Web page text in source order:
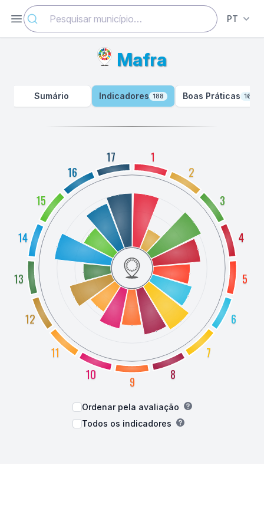
Abrir menu PT
Mafra
Sumário Indicadores 188 Boas Práticas 163
1
2
3
4
5
6
7
8
9
10
11
12
13
14
15
16
17
Ordenar pela avaliação
Todos os indicadores
Mafra - Indicadores - ODSlocal